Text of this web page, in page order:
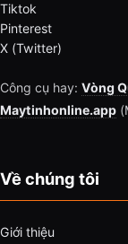
Tiktok
Pinterest
X (Twitter)
Công cụ hay: Vòng
Maytinhonline.app
Về chúng tôi
Giới thiệu